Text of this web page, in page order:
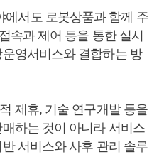
에서도 로봇상품과 함께 주
속과 제어 등을 통한 실시
영서비스와 결합하는 방
제휴, 기술 연구개발 등을
하는 것이 아니라 서비스
서비스와 사후 관리 솔루